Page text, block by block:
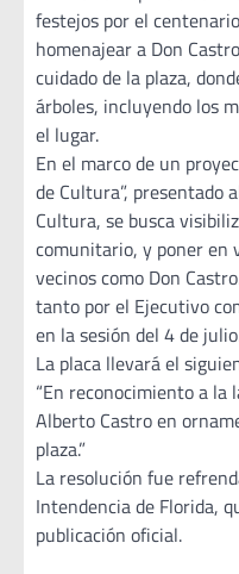
festejos por el
homenajear a Don
cuidado de la plaza,
árboles, incluyendo los
el lugar.
En el marco de un
de Cultura”, presentado
Cultura, se busca
comunitario, y poner en
vecinos como Don
tanto por el Ejecutivo
en la sesión del 4 de
La placa llevará el
“En reconocimiento a la
Alberto Castro en
plaza.”
La resolución fue
Intendencia de Florida,
publicación oficial.